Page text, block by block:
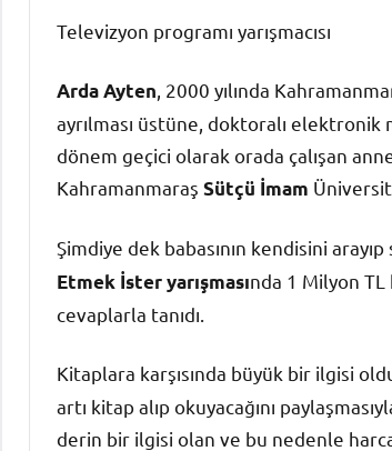
Televizyon programı yarışmacısı
Arda Ayten , 2000 yılında
ayrılması üstüne, doktoralı elektronik
dönem geçici olarak orada çalışan
Kahramanmaraş Sütçü İmam
Şimdiye dek babasının kendisini arayıp
Etmek İster yarışmasında 1 Milyon
cevaplarla tanıdı.
Kitaplara karşısında büyük bir ilgisi
artı kitap alıp okuyacağını
derin bir ilgisi olan ve bu nedenle